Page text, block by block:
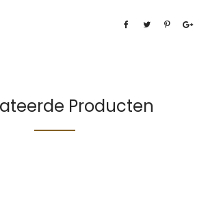
Producten